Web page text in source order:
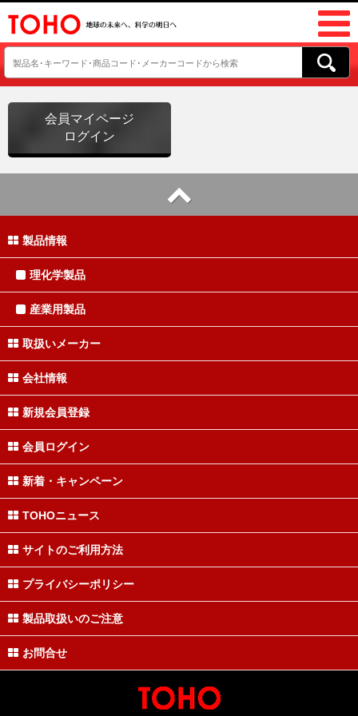
会員マイページ
ログイン
製品情報
理化学製品
産業用製品
取扱いメーカー
会社情報
新規会員登録
会員ログイン
新着・キャンペーン
TOHOニュース
サイトのご利用方法
プライバシーポリシー
製品取扱いのご注意
お問合せ